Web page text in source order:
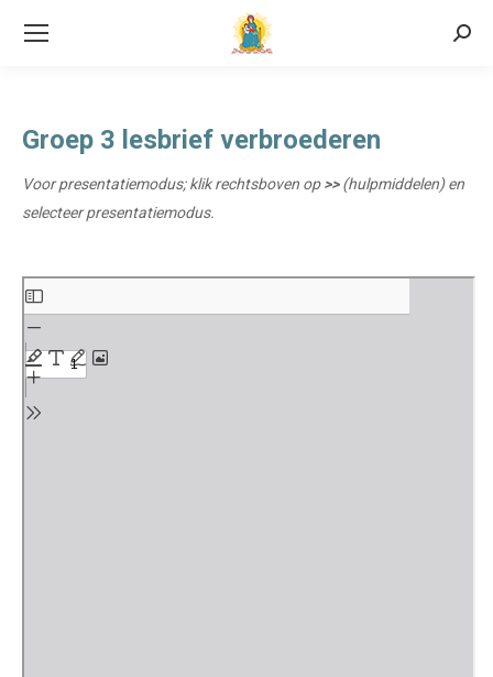
Groep 3 lesbrief verbroederen
Voor presentatiemodus; klik rechtsboven op>>(hulpmiddelen) en
selecteer presentatiemodus.
Ga
naar
de
PDF
inhoud